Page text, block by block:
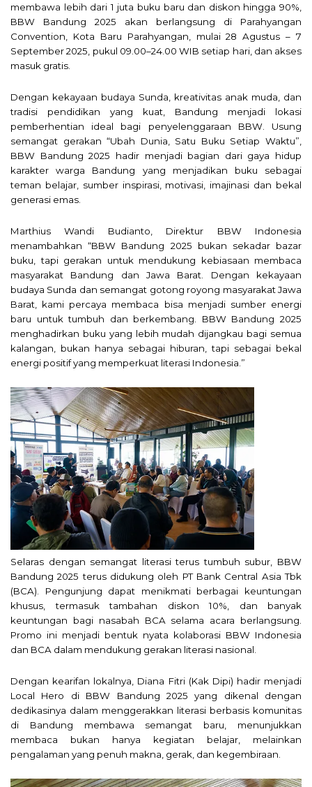
membawa lebih dari 1 juta buku baru dan diskon hingga 90%,
BBW Bandung 2025 akan berlangsung di Parahyangan
Convention, Kota Baru Parahyangan, mulai 28 Agustus – 7
September 2025, pukul 09.00–24.00 WIB setiap hari, dan akses
masuk gratis.
Dengan kekayaan budaya Sunda, kreativitas anak muda, dan
tradisi pendidikan yang kuat, Bandung menjadi lokasi
pemberhentian ideal bagi penyelenggaraan BBW. Usung
semangat gerakan “Ubah Dunia, Satu Buku Setiap Waktu”,
BBW Bandung 2025 hadir menjadi bagian dari gaya hidup
karakter warga Bandung yang menjadikan buku sebagai
teman belajar, sumber inspirasi, motivasi, imajinasi dan bekal
generasi emas.
Marthius Wandi Budianto, Direktur BBW Indonesia
menambahkan “BBW Bandung 2025 bukan sekadar bazar
buku, tapi gerakan untuk mendukung kebiasaan membaca
masyarakat Bandung dan Jawa Barat. Dengan kekayaan
budaya Sunda dan semangat gotong royong masyarakat Jawa
Barat, kami percaya membaca bisa menjadi sumber energi
baru untuk tumbuh dan berkembang. BBW Bandung 2025
menghadirkan buku yang lebih mudah dijangkau bagi semua
kalangan, bukan hanya sebagai hiburan, tapi sebagai bekal
energi positif yang memperkuat literasi Indonesia.”
Selaras dengan semangat literasi terus tumbuh subur, BBW
Bandung 2025 terus didukung oleh PT Bank Central Asia Tbk
(BCA). Pengunjung dapat menikmati berbagai keuntungan
khusus, termasuk tambahan diskon 10%, dan banyak
keuntungan bagi nasabah BCA selama acara berlangsung.
Promo ini menjadi bentuk nyata kolaborasi BBW Indonesia
dan BCA dalam mendukung gerakan literasi nasional.
Dengan kearifan lokalnya, Diana Fitri (Kak Dipi) hadir menjadi
Local Hero di BBW Bandung 2025 yang dikenal dengan
dedikasinya dalam menggerakkan literasi berbasis komunitas
di Bandung membawa semangat baru, menunjukkan
membaca bukan hanya kegiatan belajar, melainkan
pengalaman yang penuh makna, gerak, dan kegembiraan.